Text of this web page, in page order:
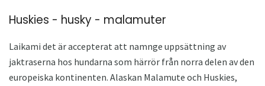
Huskies - husky - malamuter
Laikami det är accepterat att namnge uppsättning av
jaktraserna hos hundarna som härrör från norra delen av den
europeiska kontinenten. Alaskan Malamute och Huskies,